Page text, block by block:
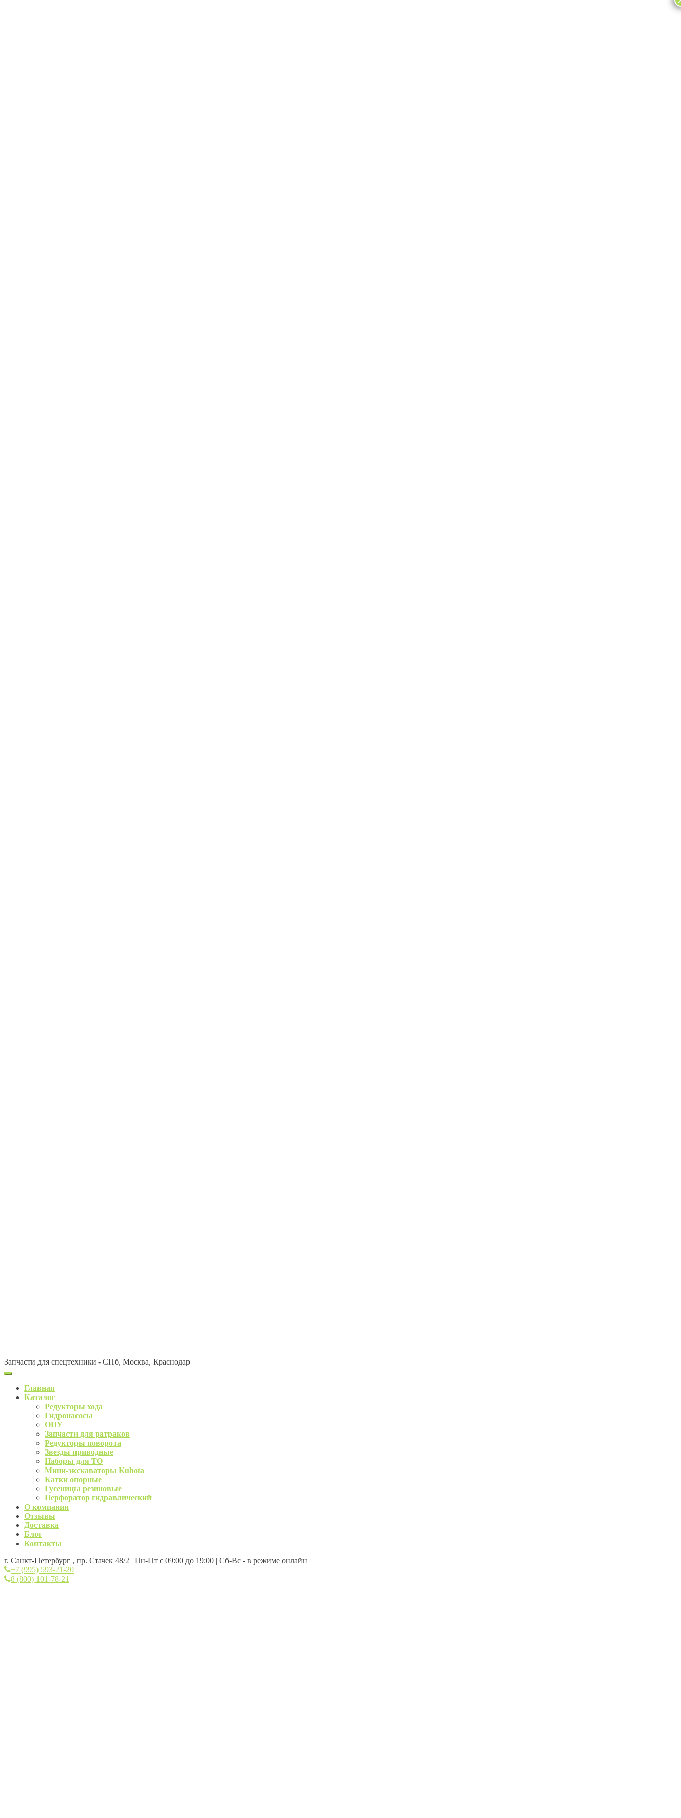
Запчасти для спецтехники - СПб, Москва, Краснодар
Главная
Каталог
Редукторы хода
Гидронасосы
ОПУ
Запчасти для ратраков
Редукторы поворота
Звезды приводные
Наборы для ТО
Мини-экскаваторы Kubota
Катки опорные
Гусеницы резиновые
Перфоратор гидравлический
О компании
Отзывы
Доставка
Блог
Контакты
г. Санкт-Петербург , пр. Стачек 48/2 | Пн-Пт с 09:00 до 19:00 | Сб-Вс - в режиме онлайн
+7 (995) 593-21-20
8 (800) 101-78-21